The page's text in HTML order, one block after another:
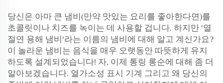
당신은 아마 큰 냄비(만약 맛있는 요리를 좋아한다면)를
초콜릿이나 치즈를 녹이는 데 사용할 겁니다. 하지만 '열
절연 용해 냄비'라는 이름의 냄비에 대해 알고 계신가요?
이 놀라운 냄비는 음식을 매우 오랫동안 따뜻하게 유지
하도록 설계되었습니다! 자, 이제 통링 롱순에 대해 좀 더
알아보겠습니다. 열가소성 표시 기계 그리고 왜 당신의